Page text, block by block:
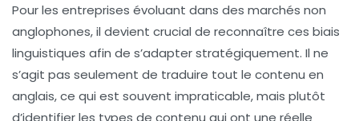
Pour les entreprises évoluant dans des marchés non
anglophones, il devient crucial de reconnaître ces biais
linguistiques afin de s’adapter stratégiquement. Il ne
s’agit pas seulement de traduire tout le contenu en
anglais, ce qui est souvent impraticable, mais plutôt
d’identifier les types de contenu qui ont une réelle